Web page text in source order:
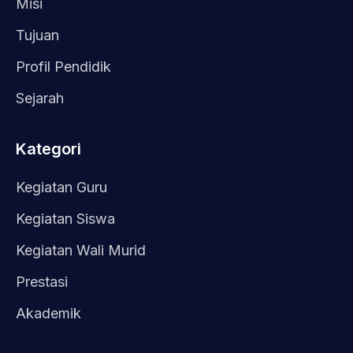
Misi
Tujuan
Profil Pendidik
Sejarah
Kategori
Kegiatan Guru
Kegiatan Siswa
Kegiatan Wali Murid
Prestasi
Akademik